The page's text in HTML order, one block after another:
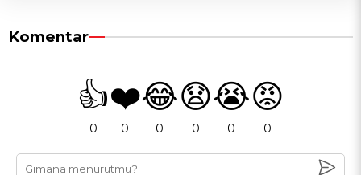
Komentar
👍
0
❤️
0
😂
0
😧
0
😭
0
😡
0